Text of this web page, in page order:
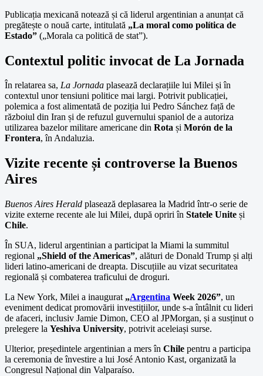
Publicația mexicană notează și că liderul argentinian a anunțat că
pregătește o nouă carte, intitulată „La moral como política de
Estado” („Morala ca politică de stat”).
Contextul politic invocat de La Jornada
În relatarea sa, La Jornada plasează declarațiile lui Milei și în
contextul unor tensiuni politice mai largi. Potrivit publicației,
polemica a fost alimentată de poziția lui Pedro Sánchez față de
războiul din Iran și de refuzul guvernului spaniol de a autoriza
utilizarea bazelor militare americane din Rota și Morón de la
Frontera, în Andaluzia.
Vizite recente și controverse la Buenos
Aires
Buenos Aires Herald plasează deplasarea la Madrid într-o serie de
vizite externe recente ale lui Milei, după opriri în Statele Unite și
Chile.
În SUA, liderul argentinian a participat la Miami la summitul
regional „Shield of the Americas”, alături de Donald Trump și alți
lideri latino-americani de dreapta. Discuțiile au vizat securitatea
regională și combaterea traficului de droguri.
La New York, Milei a inaugurat „Argentina Week 2026”, un
eveniment dedicat promovării investițiilor, unde s-a întâlnit cu lideri
de afaceri, inclusiv Jamie Dimon, CEO al JPMorgan, și a susținut o
prelegere la Yeshiva University, potrivit aceleiași surse.
Ulterior, președintele argentinian a mers în Chile pentru a participa
la ceremonia de învestire a lui José Antonio Kast, organizată la
Congresul Național din Valparaíso.